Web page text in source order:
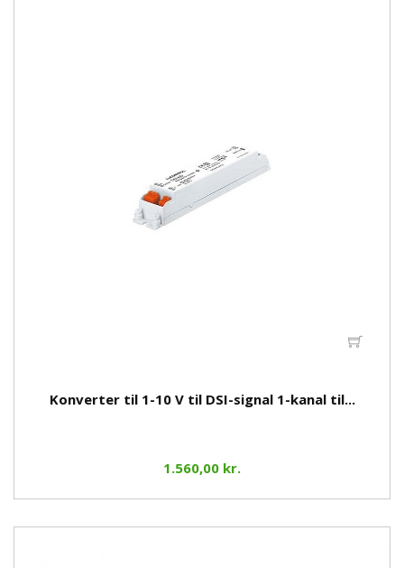
Konverter til 1-10 V til DSI-signal 1-kanal til...
1.560,00 kr.